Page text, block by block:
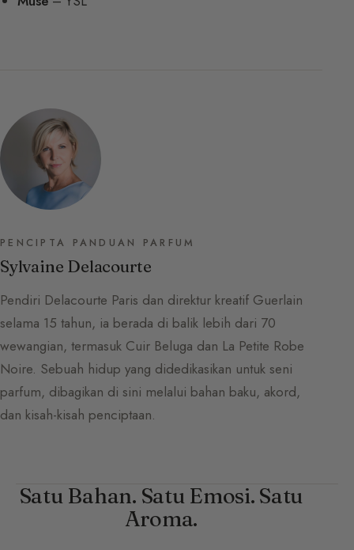
PENCIPTA PANDUAN PARFUM
Sylvaine Delacourte
Pendiri Delacourte Paris dan direktur kreatif Guerlain
selama 15 tahun, ia berada di balik lebih dari 70
wewangian, termasuk Cuir Beluga dan La Petite Robe
Noire. Sebuah hidup yang didedikasikan untuk seni
parfum, dibagikan di sini melalui bahan baku, akord,
dan kisah-kisah penciptaan.
Satu Bahan. Satu Emosi. Satu
Aroma.